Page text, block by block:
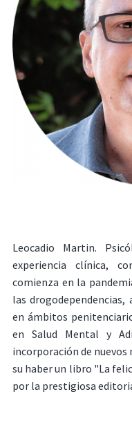
Leocadio Martin.
experiencia clínica,
comienza en la
las
en ámbitos
en Salud Mental y
incorporación de nuevos
su haber un libro "La
por la prestigiosa